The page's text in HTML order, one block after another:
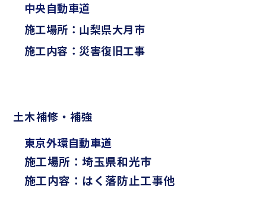
中央自動車道
施工場所：山梨県大月市
施工内容：災害復旧工事
土木補修・補強
東京外環自動車道
施工場所：埼玉県和光市
施工内容：はく落防止工事他